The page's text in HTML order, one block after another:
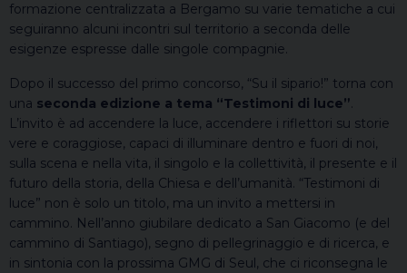
formazione centralizzata a Bergamo su varie tematiche a cui
seguiranno alcuni incontri sul territorio a seconda delle
esigenze espresse dalle singole compagnie.
Dopo il successo del primo concorso, “Su il sipario!” torna con
una seconda edizione a tema “Testimoni di luce”.
L’invito è ad accendere la luce, accendere i riflettori su storie
vere e coraggiose, capaci di illuminare dentro e fuori di noi,
sulla scena e nella vita, il singolo e la collettività, il presente e il
futuro della storia, della Chiesa e dell’umanità. “Testimoni di
luce” non è solo un titolo, ma un invito a mettersi in
cammino. Nell’anno giubilare dedicato a San Giacomo (e del
cammino di Santiago), segno di pellegrinaggio e di ricerca, e
in sintonia con la prossima GMG di Seul, che ci riconsegna le